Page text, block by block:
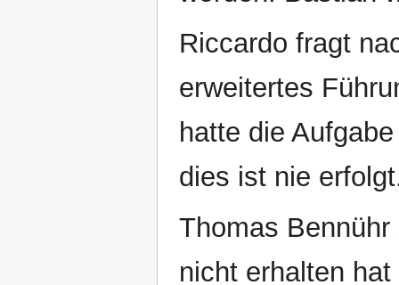
Riccardo fragt
erweitertes
hatte die
dies ist nie
Thomas
nicht erhalten